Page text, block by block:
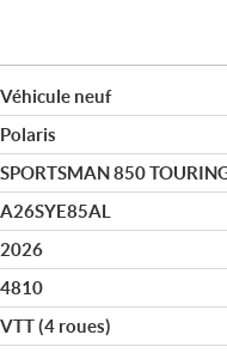
Véhicule neuf
Polaris
SPORTSMAN 850
A26SYE85AL
2026
4810
VTT (4 roues)